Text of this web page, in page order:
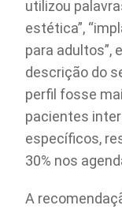
utilizou
estética”,
para adultos”,
descrição do
perfil fosse
pacientes
específicos,
30% nos
A